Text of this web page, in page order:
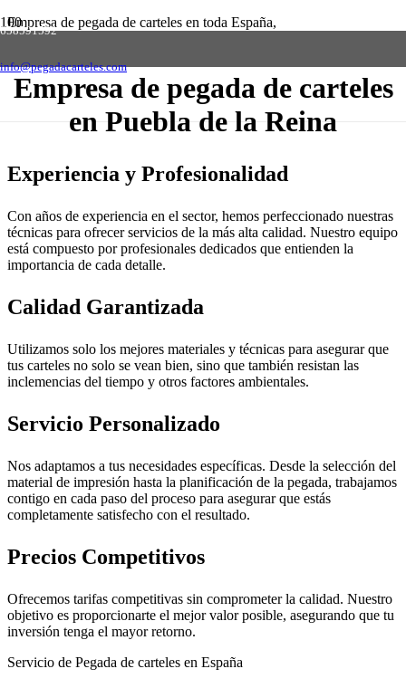
658591592
info@pegadacarteles.com
Empresa de pegada de carteles en toda España,
solicite presupuesto sin compromiso
Empresa de pegada de carteles
en Puebla de la Reina
Experiencia y Profesionalidad
Con años de experiencia en el sector, hemos perfeccionado nuestras
técnicas para ofrecer servicios de la más alta calidad. Nuestro equipo
está compuesto por profesionales dedicados que entienden la
importancia de cada detalle.
Calidad Garantizada
Utilizamos solo los mejores materiales y técnicas para asegurar que
tus carteles no solo se vean bien, sino que también resistan las
inclemencias del tiempo y otros factores ambientales.
Servicio Personalizado
Nos adaptamos a tus necesidades específicas. Desde la selección del
material de impresión hasta la planificación de la pegada, trabajamos
contigo en cada paso del proceso para asegurar que estás
completamente satisfecho con el resultado.
Precios Competitivos
Ofrecemos tarifas competitivas sin comprometer la calidad. Nuestro
objetivo es proporcionarte el mejor valor posible, asegurando que tu
inversión tenga el mayor retorno.
Servicio de Pegada de carteles en España